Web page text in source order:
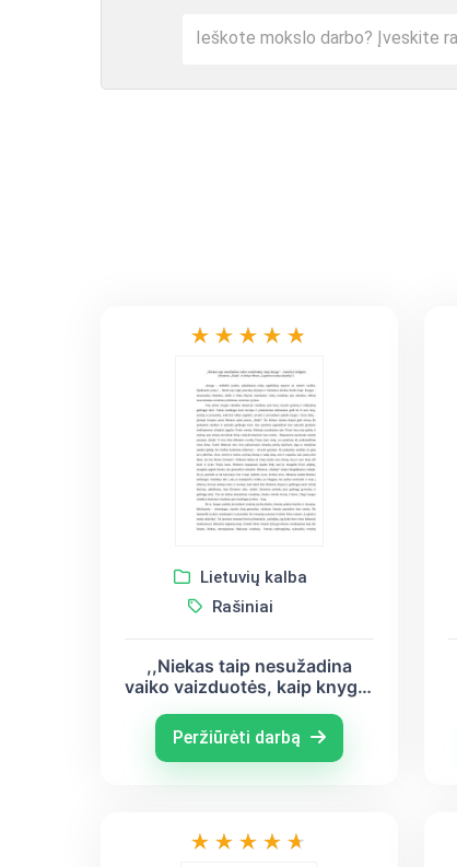
Lietuvių kalba
Rašiniai
,,Niekas taip nesužadina
vaiko vaizduotės, kaip knyga"
Peržiūrėti darbą